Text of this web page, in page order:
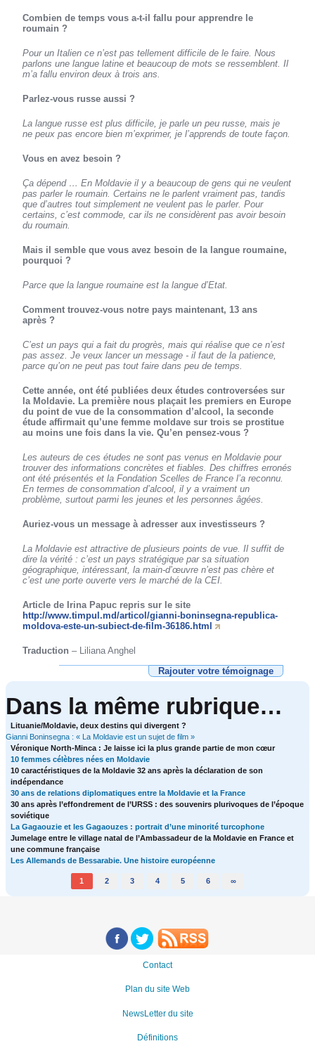
Combien de temps vous a-t-il fallu pour apprendre le
roumain ?
Pour un Italien ce n’est pas tellement difficile de le faire. Nous
parlons une langue latine et beaucoup de mots se ressemblent. Il
m’a fallu environ deux à trois ans.
Parlez-vous russe aussi ?
La langue russe est plus difficile, je parle un peu russe, mais je
ne peux pas encore bien m’exprimer, je l’apprends de toute façon.
Vous en avez besoin ?
Ça dépend … En Moldavie il y a beaucoup de gens qui ne veulent
pas parler le roumain. Certains ne le parlent vraiment pas, tandis
que d’autres tout simplement ne veulent pas le parler. Pour
certains, c’est commode, car ils ne considèrent pas avoir besoin
du roumain.
Mais il semble que vous avez besoin de la langue roumaine,
pourquoi ?
Parce que la langue roumaine est la langue d’Etat.
Comment trouvez-vous notre pays maintenant, 13 ans
après ?
C’est un pays qui a fait du progrès, mais qui réalise que ce n’est
pas assez. Je veux lancer un message - il faut de la patience,
parce qu’on ne peut pas tout faire dans peu de temps.
Cette année, ont été publiées deux études controversées sur
la Moldavie. La première nous plaçait les premiers en Europe
du point de vue de la consommation d’alcool, la seconde
étude affirmait qu’une femme moldave sur trois se prostitue
au moins une fois dans la vie. Qu’en pensez-vous ?
Les auteurs de ces études ne sont pas venus en Moldavie pour
trouver des informations concrètes et fiables. Des chiffres erronés
ont été présentés et la Fondation Scelles de France l’a reconnu.
En termes de consommation d’alcool, il y a vraiment un
problème, surtout parmi les jeunes et les personnes âgées.
Auriez-vous un message à adresser aux investisseurs ?
La Moldavie est attractive de plusieurs points de vue. Il suffit de
dire la vérité : c’est un pays stratégique par sa situation
géographique, intéressant, la main-d’œuvre n’est pas chère et
c’est une porte ouverte vers le marché de la CEI.
Article de Irina Papuc repris sur le site
http://www.timpul.md/articol/gianni-boninsegna-republica-
moldova-este-un-subiect-de-film-36186.html
Traduction – Liliana Anghel
Rajouter votre témoignage
Dans la même rubrique…
Lituanie/Moldavie, deux destins qui divergent ?
Gianni Boninsegna : « La Moldavie est un sujet de film »
Véronique North-Minca : Je laisse ici la plus grande partie de mon cœur
10 femmes célèbres nées en Moldavie
10 caractéristiques de la Moldavie 32 ans après la déclaration de son
indépendance
30 ans de relations diplomatiques entre la Moldavie et la France
30 ans après l’effondrement de l’URSS : des souvenirs plurivoques de l’époque
soviétique
La Gagaouzie et les Gagaouzes : portrait d’une minorité turcophone
Jumelage entre le village natal de l’Ambassadeur de la Moldavie en France et
une commune française
Les Allemands de Bessarabie. Une histoire européenne
1 2 3 4 5 6 ∞
Contact
Plan du site Web
NewsLetter du site
Définitions